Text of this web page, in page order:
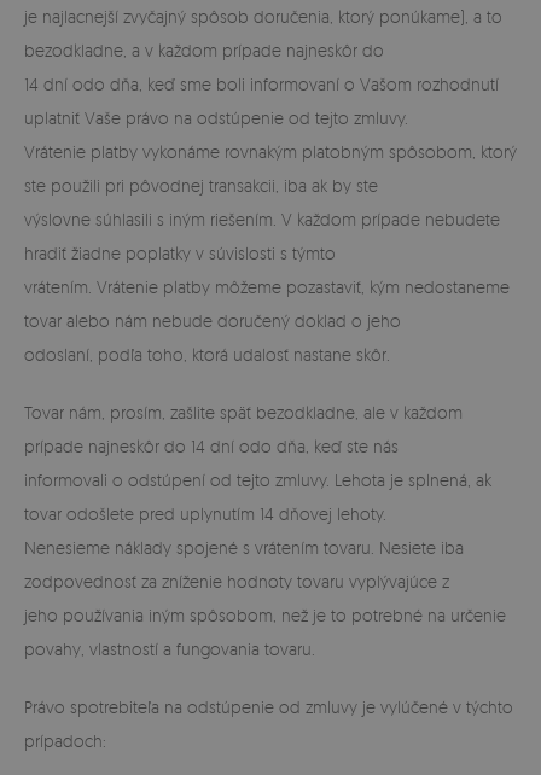
je najlacnejší zvyčajný spôsob doručenia, ktorý ponúkame), a to
bezodkladne, a v každom prípade najneskôr do
14 dní odo dňa, keď sme boli informovaní o Vašom rozhodnutí
uplatniť Vaše právo na odstúpenie od tejto zmluvy.
Vrátenie platby vykonáme rovnakým platobným spôsobom, ktorý
ste použili pri pôvodnej transakcii, iba ak by ste
výslovne súhlasili s iným riešením. V každom prípade nebudete
hradiť žiadne poplatky v súvislosti s týmto
vrátením. Vrátenie platby môžeme pozastaviť, kým nedostaneme
tovar alebo nám nebude doručený doklad o jeho
odoslaní, podľa toho, ktorá udalosť nastane skôr.
Tovar nám, prosím, zašlite späť bezodkladne, ale v každom
prípade najneskôr do 14 dní odo dňa, keď ste nás
informovali o odstúpení od tejto zmluvy. Lehota je splnená, ak
tovar odošlete pred uplynutím 14 dňovej lehoty.
Nenesieme náklady spojené s vrátením tovaru. Nesiete iba
zodpovednosť za zníženie hodnoty tovaru vyplývajúce z
jeho používania iným spôsobom, než je to potrebné na určenie
povahy, vlastností a fungovania tovaru.
Právo spotrebiteľa na odstúpenie od zmluvy je vylúčené v týchto
prípadoch: